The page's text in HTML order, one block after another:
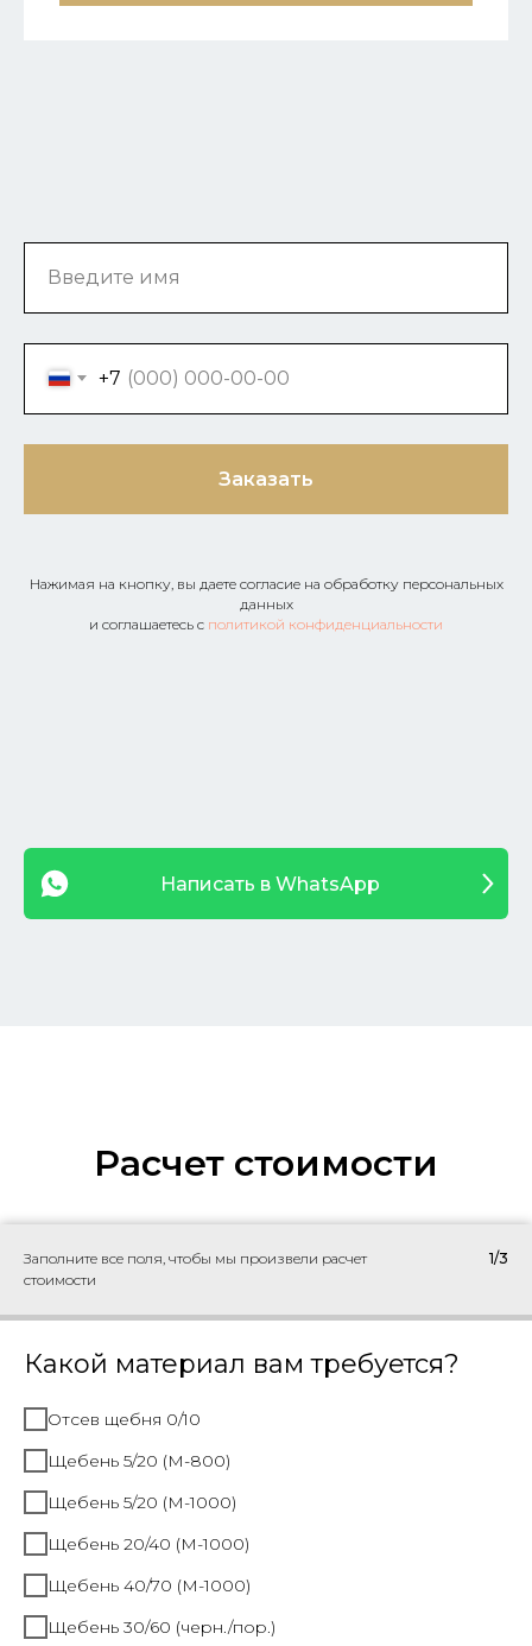
Введите имя
+7
Заказать
Нажимая на кнопку, вы даете согласие на обработку персональных
данных
и соглашаетесь c политикой конфиденциальности
Написать в WhatsApp
Расчет стоимости
Заполните все поля, чтобы мы произвели расчет
стоимости
1/3
Какой материал вам требуется?
Отсев щебня 0/10
Щебень 5/20 (М-800)
Щебень 5/20 (М-1000)
Щебень 20/40 (М-1000)
Щебень 40/70 (М-1000)
Щебень 30/60 (черн./пор.)